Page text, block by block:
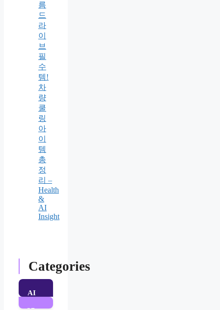
름
드
라
이
브
필
수
템!
차
량
쿨
링
아
이
템
총
정
리 –
Health
&
AI
Insight
Categories
AI